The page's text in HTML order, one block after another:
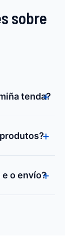
sobre
tenda?
o envío?